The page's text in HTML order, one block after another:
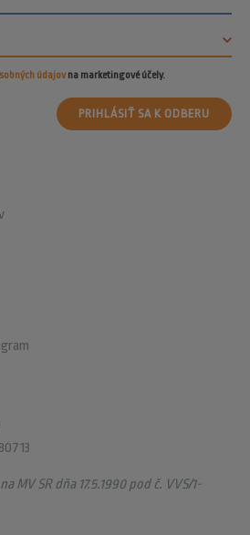
MV SR dňa 17.5.1990 pod č. VVS/1-
údajovna marketingové účely.
PRIHLÁSIŤ SA K ODBERU